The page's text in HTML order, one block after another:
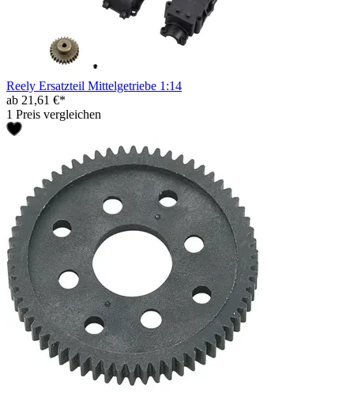
Reely Ersatzteil Mittelgetriebe 1:14
ab 21,61 €*
1 Preis vergleichen